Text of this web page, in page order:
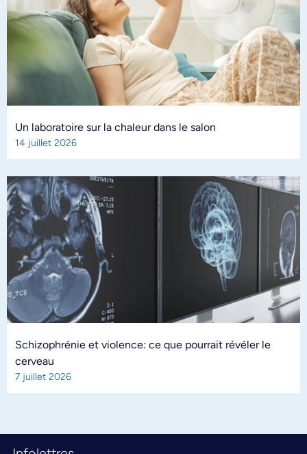
Un laboratoire sur la chaleur dans le salon
14 juillet 2026
Schizophrénie et violence: ce que pourrait révéler le
cerveau
7 juillet 2026